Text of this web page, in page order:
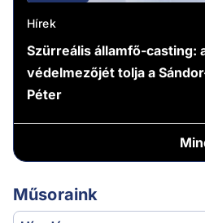
Hírek
Szürreális államfő-casting:
védelmezőjét tolja a
Péter
Műsoraink